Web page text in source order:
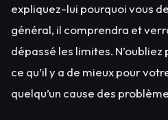
expliquez-lui pourquoi vous
général, il comprendra et
dépassé les limites.
ce qu’il y a de mieux pour
quelqu’un cause des